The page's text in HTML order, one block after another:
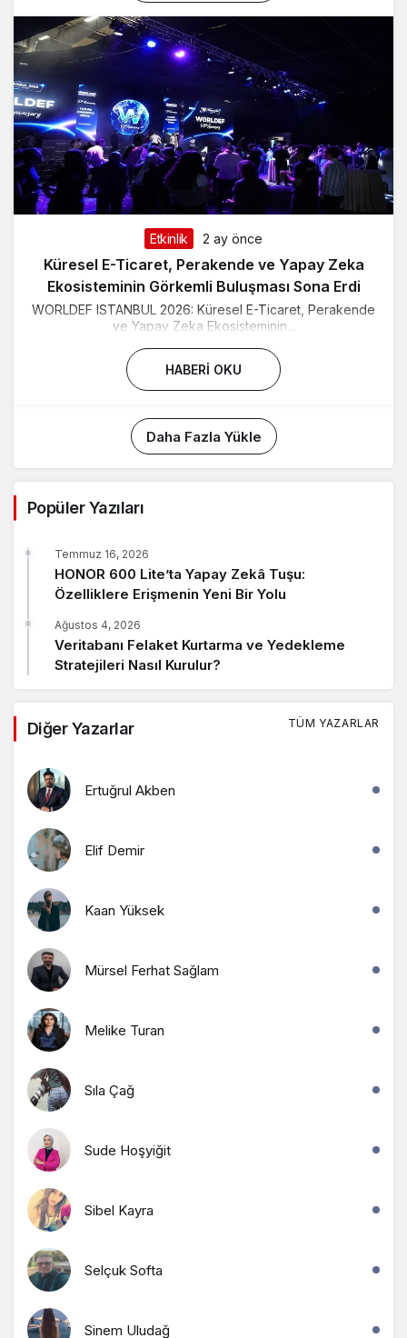
Etkinlik 2 ay önce
Küresel E-Ticaret, Perakende ve Yapay Zeka
Ekosisteminin Görkemli Buluşması Sona Erdi
WORLDEF ISTANBUL 2026: Küresel E-Ticaret, Perakende
ve Yapay Zeka Ekosisteminin...
HABERI OKU
Daha Fazla Yükle
Popüler Yazıları
HONOR 600 Lite’ta Yapay Zekâ Tuşu:
Özelliklere Erişmenin Yeni Bir Yolu
Temmuz 16, 2026
Veritabanı Felaket Kurtarma ve Yedekleme
Stratejileri Nasıl Kurulur?
Ağustos 4, 2026
Diğer Yazarlar TÜM YAZARLAR
Ertuğrul Akben
Elif Demir
Kaan Yüksek
Mürsel Ferhat Sağlam
Melike Turan
Sıla Çağ
Sude Hoşyiğit
Sibel Kayra
Selçuk Softa
Sinem Uludağ